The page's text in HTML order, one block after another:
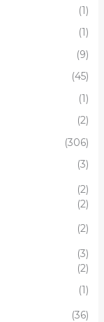
(1)
(1)
(9)
(45)
(1)
(2)
(306)
(3)
(2)
(2)
(2)
(3)
(2)
(1)
(36)